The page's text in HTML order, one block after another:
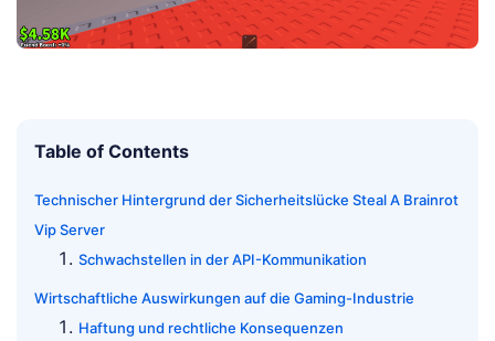
Table of Contents
Technischer Hintergrund der Sicherheitslücke Steal A Brainrot
Vip Server
Schwachstellen in der API-Kommunikation
Wirtschaftliche Auswirkungen auf die Gaming-Industrie
Haftung und rechtliche Konsequenzen